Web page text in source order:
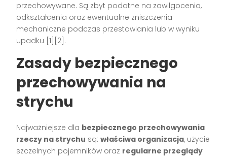
przechowywane. Są zbyt podatne na zawilgocenia,
odkształcenia oraz ewentualne zniszczenia
mechaniczne podczas przestawiania lub w wyniku
upadku [1][2] .
Zasady bezpiecznego
przechowywania na
strychu
Najważniejsze dla bezpiecznego przechowywania
rzeczy na strychu są:właściwa organizacja, użycie
szczelnych pojemników oraz regularne przeglądy